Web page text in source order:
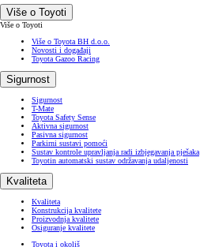
Više o Toyoti
Više o Toyoti
Više o Toyota BH d.o.o.
Novosti i događaji
Toyota Gazoo Racing
Sigurnost
Sigurnost
T-Mate
Toyota Safety Sense
Aktivna sigurnost
Pasivna sigurnost
Parkirni sustavi pomoći
Sustav kontrole upravljanja radi izbjegavanja pješaka
Toyotin automatski sustav održavanja udaljenosti
Kvaliteta
Kvaliteta
Konstrukcija kvalitete
Proizvodnja kvalitete
Osiguranje kvalitete
Toyota i okoliš